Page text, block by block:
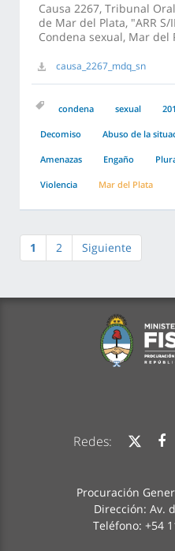
Causa 2267, Tribunal
de Mar del Plata, "ARR S/
Condena sexual, Mar del
causa_2267_mdq_sn
condena sexual
Decomiso Abuso de la
Amenazas Engaño
Violencia Mar del Plata
1 2 Siguiente
Redes:
Procuración
Dirección: Av.
Teléfono: +54